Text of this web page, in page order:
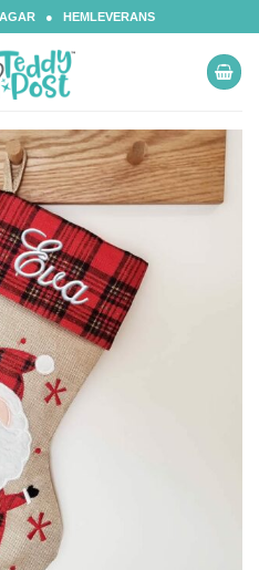
● HEMLEVERANS